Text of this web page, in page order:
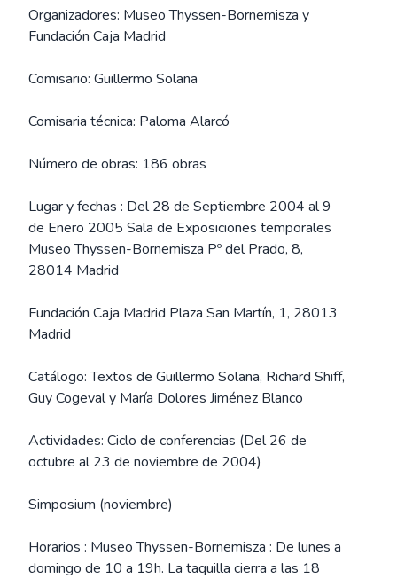
Organizadores: Museo Thyssen-Bornemisza y
Fundación Caja Madrid
Comisario: Guillermo Solana
Comisaria técnica: Paloma Alarcó
Número de obras: 186 obras
Lugar y fechas : Del 28 de Septiembre 2004 al 9
de Enero 2005 Sala de Exposiciones temporales
Museo Thyssen-Bornemisza Pº del Prado, 8,
28014 Madrid
Fundación Caja Madrid Plaza San Martín, 1, 28013
Madrid
Catálogo: Textos de Guillermo Solana, Richard Shiff,
Guy Cogeval y María Dolores Jiménez Blanco
Actividades: Ciclo de conferencias (Del 26 de
octubre al 23 de noviembre de 2004)
Simposium (noviembre)
Horarios : Museo Thyssen-Bornemisza : De lunes a
domingo de 10 a 19h. La taquilla cierra a las 18